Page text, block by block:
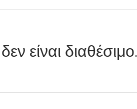
είναι διαθέσιμο.